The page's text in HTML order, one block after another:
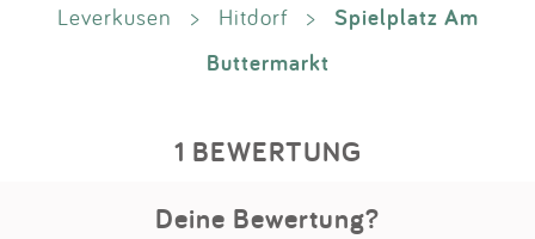
Leverkusen
> Hitdorf >
Spielplatz Am
Buttermarkt
1 BEWERTUNG
Deine Bewertung?